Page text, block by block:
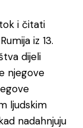
i čitati
iz 13.
dijeli
njegove
ljudskim
nadahnjuju